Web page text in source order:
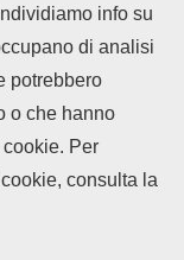
info su
di analisi
potrebbero
o che hanno
cookie. Per
consulta la
Privacy Policy